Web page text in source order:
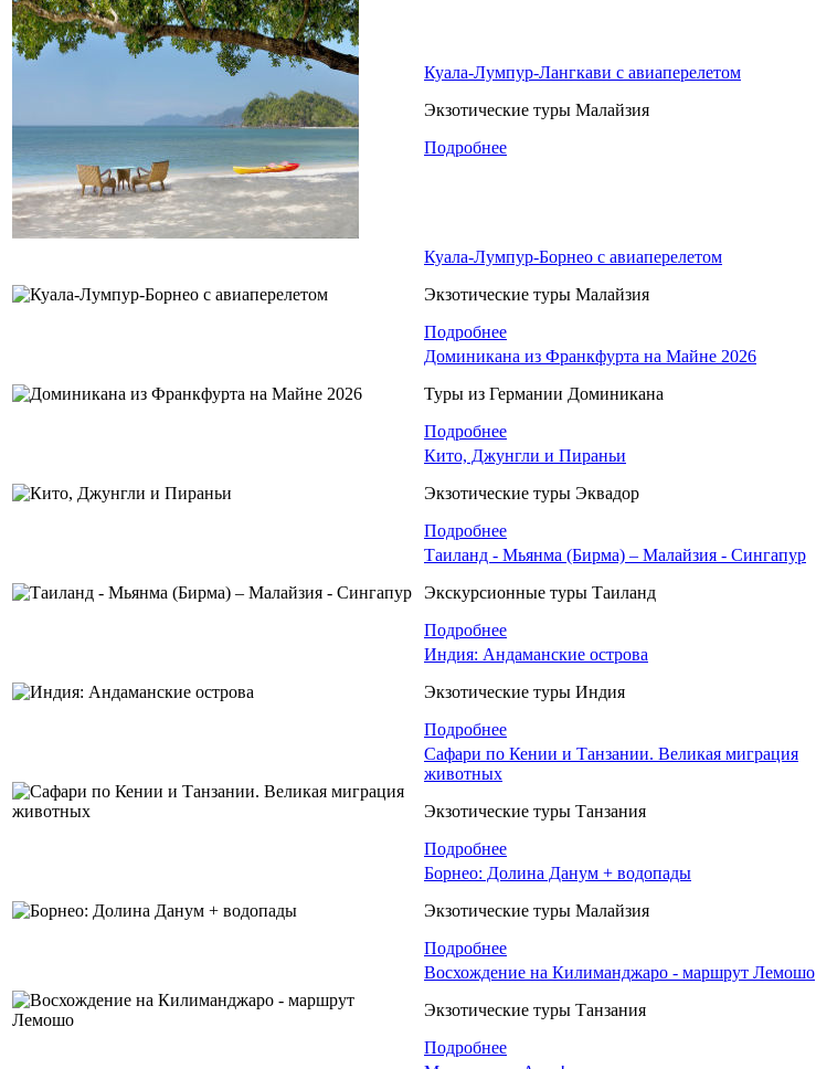
Куала-Лумпур-Лангкави c авиаперелетом
Экзотические туры Малайзия
Подробнее
Куала-Лумпур-Борнео c авиаперелетом
Экзотические туры Малайзия
Подробнее
Доминикана из Франкфурта на Майне 2026
Туры из Германии Доминиканa
Подробнее
Кито, Джунгли и Пираньи
Экзотические туры Эквадор
Подробнее
Таиланд - Мьянма (Бирма) – Малайзия - Сингапур
Экскурсионные туры Таиланд
Подробнее
Индия: Андаманские острова
Экзотические туры Индия
Подробнее
Сафари по Кении и Танзании. Великая миграция
животных
Экзотические туры Танзания
Подробнее
Борнео: Долина Данум + водопады
Экзотические туры Малайзия
Подробнее
Восхождение на Килиманджаро - маршрут Лемошо
Экзотические туры Танзания
Подробнее